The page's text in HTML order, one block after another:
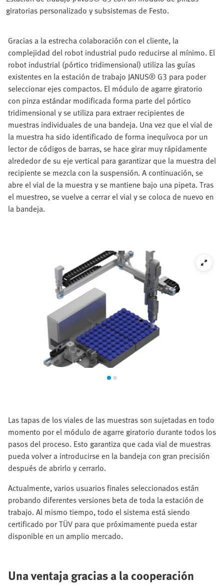
giratorias personalizado y subsistemas de Festo.
Gracias a la estrecha colaboración con el cliente, la
complejidad del robot industrial pudo reducirse al mínimo. El
robot industrial (pórtico tridimensional) utiliza las guías
existentes en la estación de trabajo JANUS® G3 para poder
seleccionar ejes compactos. El módulo de agarre giratorio
con pinza estándar modificada forma parte del pórtico
tridimensional y se utiliza para extraer recipientes de
muestras individuales de una bandeja. Una vez que el vial de
la muestra ha sido identificado de forma inequívoca por un
lector de códigos de barras, se hace girar muy rápidamente
alrededor de su eje vertical para garantizar que la muestra del
recipiente se mezcla con la suspensión. A continuación, se
abre el vial de la muestra y se mantiene bajo una pipeta. Tras
el muestreo, se vuelve a cerrar el vial y se coloca de nuevo en
la bandeja.
Las tapas de los viales de las muestras son sujetadas en todo
momento por el módulo de agarre giratorio durante todos los
pasos del proceso. Esto garantiza que cada vial de muestras
pueda volver a introducirse en la bandeja con gran precisión
después de abrirlo y cerrarlo.
Actualmente, varios usuarios finales seleccionados están
probando diferentes versiones beta de toda la estación de
trabajo. Al mismo tiempo, todo el sistema está siendo
certificado por TÜV para que próximamente pueda estar
disponible en un amplio mercado.
Una ventaja gracias a la cooperación